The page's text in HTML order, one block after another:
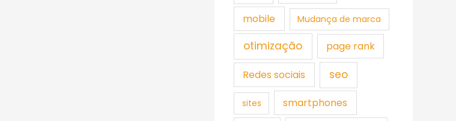
mobile Mudança de marca
otimização page rank
Redes sociais seo
sites smartphones